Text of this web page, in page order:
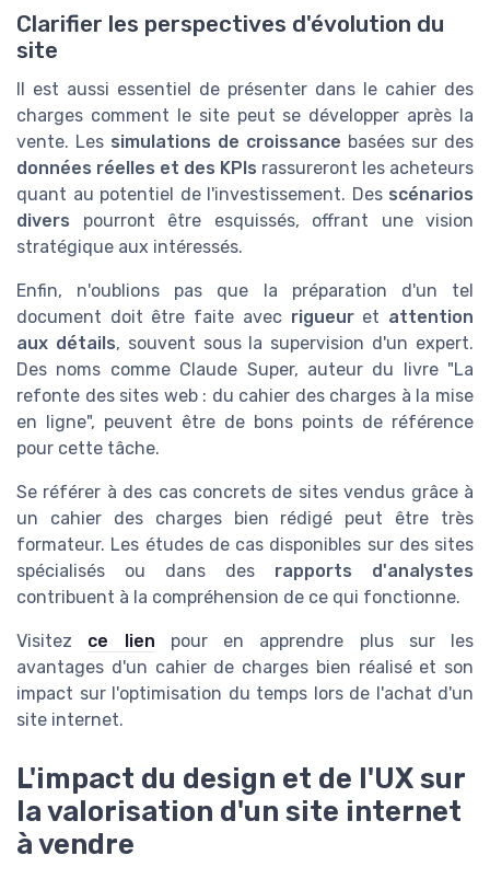
Clarifier les perspectives d'évolution du
site
Il est aussi essentiel de présenter dans le cahier des
charges comment le site peut se développer après la
vente. Les simulations de croissance basées sur des
données réelles et des KPIs rassureront les acheteurs
quant au potentiel de l'investissement. Des scénarios
divers pourront être esquissés, offrant une vision
stratégique aux intéressés.
Enfin, n'oublions pas que la préparation d'un tel
document doit être faite avec rigueuret attention
aux détails, souvent sous la supervision d'un expert.
Des noms comme Claude Super, auteur du livre "La
refonte des sites web : du cahier des charges à la mise
en ligne", peuvent être de bons points de référence
pour cette tâche.
Se référer à des cas concrets de sites vendus grâce à
un cahier des charges bien rédigé peut être très
formateur. Les études de cas disponibles sur des sites
spécialisés ou dans des rapports d'analystes
contribuent à la compréhension de ce qui fonctionne.
Visitez ce lien pour en apprendre plus sur les
avantages d'un cahier de charges bien réalisé et son
impact sur l'optimisation du temps lors de l'achat d'un
site internet.
L'impact du design et de l'UX sur
la valorisation d'un site internet
à vendre